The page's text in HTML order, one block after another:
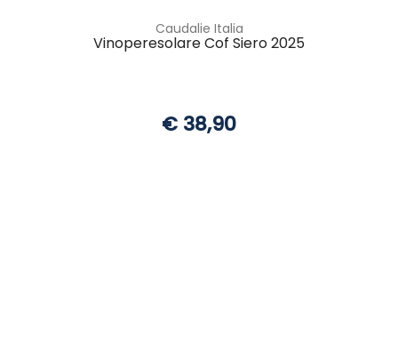
Caudalie Italia
Vinoperesolare Cof Siero 2025
€ 38,90